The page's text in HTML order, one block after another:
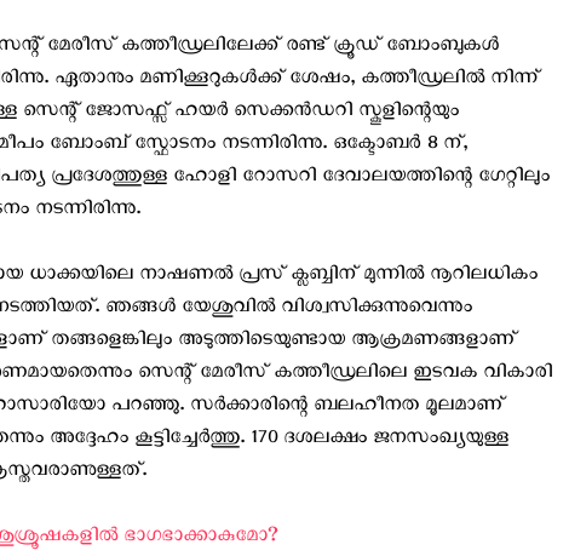
മേരീസ് കത്തീഡ്രലിലേക്ക് രണ്ട് ക്രൂഡ് ബോംബുകൾ
ഏതാനും മണിക്കൂറുകൾക്ക് ശേഷം, കത്തീഡ്രലിൽ നിന്ന്
ജോസഫ്സ് ഹയർ സെക്കൻഡറി സ്കൂളിന്റെയും
ബോംബ് സ്ഫോടനം നടന്നിരിന്നു. ഒക്ടോബർ 8 ന്,
പ്രദേശത്തുള്ള ഹോളി റോസറി ദേവാലയത്തിന്റെ ഗേറ്റിലും
നടന്നിരിന്നു.
ധാക്കയിലെ നാഷണൽ പ്രസ് ക്ലബ്ബിന് മുന്നിൽ നൂറിലധികം
ഞങ്ങൾ യേശുവിൽ വിശ്വസിക്കുന്നുവെന്നും
തങ്ങളെങ്കിലും അടുത്തിടെയുണ്ടായ ആക്രമണങ്ങളാണ്
സെന്റ് മേരീസ് കത്തീഡ്രലിലെ ഇടവക വികാരി
പറഞ്ഞു. സർക്കാരിന്റെ ബലഹീനത മൂലമാണ്
അദ്ദേഹം കൂട്ടിച്ചേര്‍ത്തു. 170 ദശലക്ഷം ജനസംഖ്യയുള്ള
ഭാഗഭാക്കാകുമോ?